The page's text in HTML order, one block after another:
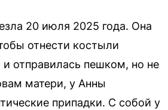
20 июля 2025 года. Она
отнести костыли
отправилась пешком, но не
матери, у Анны
припадки. С собой у